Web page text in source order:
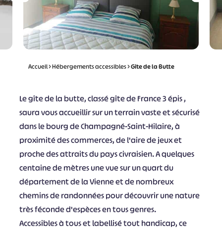
Accueil>Hébergements accessibles>Gîte de la Butte
Le gîte de la butte, classé gîte de France 3 épis ,
saura vous accueillir sur un terrain vaste et sécurisé
dans le bourg de Champagné-Saint-Hilaire, à
proximité des commerces, de l'aire de jeux et
proche des attraits du pays civraisien. A quelques
centaine de mètres une vue sur un quart du
département de la Vienne et de nombreux
chemins de randonnées pour découvrir une nature
très féconde d'espèces en tous genres.
Accessibles à tous et labellisé tout handicap, ce